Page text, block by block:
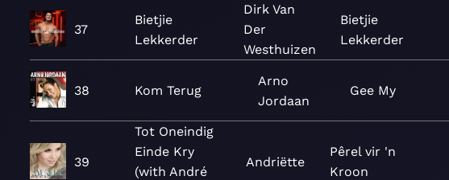
37
Bietjie
Lekkerder
Dirk Van
Der
Westhuizen
Bietjie
Lekkerder
38 Kom Terug
Arno
Jordaan
Gee My
39
Tot Oneindig
Einde Kry
(with André
Andriëtte
Pêrel vir 'n
Kroon